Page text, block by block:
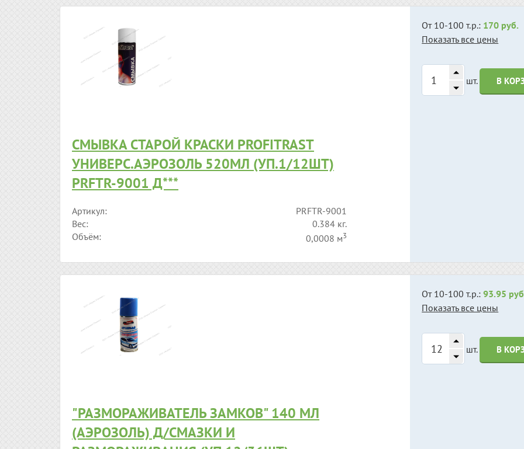
СМЫВКА СТАРОЙ КРАСКИ PROFITRAST
УНИВЕРС.АЭРОЗОЛЬ 520МЛ (УП.1/12ШТ)
PRFTR-9001 Д***
Артикул:
PRFTR-9001
Вес:
0.384 кг.
Объём:
0,0008 м3
От 10-100 т.р.: 170 руб.
Показать все цены
шт. В
"РАЗМОРАЖИВАТЕЛЬ ЗАМКОВ" 140 МЛ
(АЭРОЗОЛЬ) Д/СМАЗКИ И
От 10-100 т.р.:93.95
Показать все цены
шт. В